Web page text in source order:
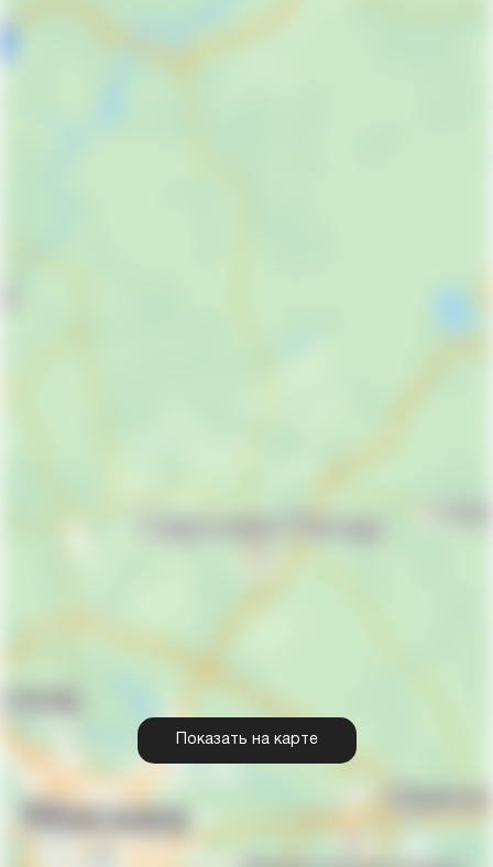
Показать на карте